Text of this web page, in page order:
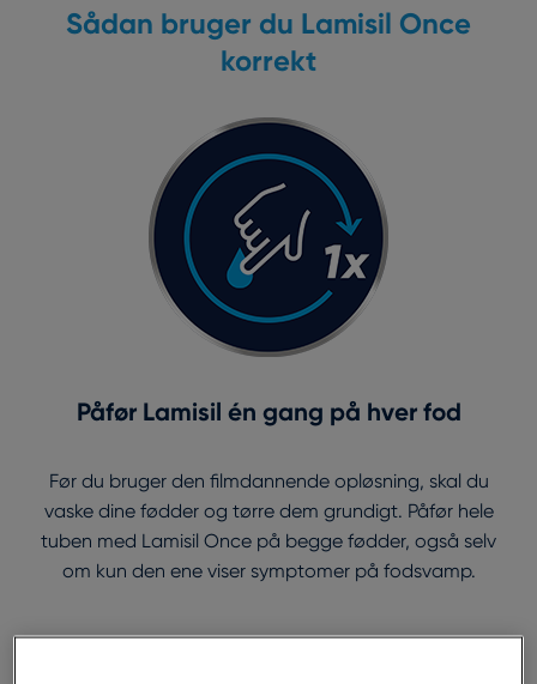
Sådan bruger du Lamisil Once
korrekt
Påfør Lamisil én gang på hver fod
Før du bruger den filmdannende opløsning, skal du
vaske dine fødder og tørre dem grundigt. Påfør hele
tuben med Lamisil Once på begge fødder, også selv
om kun den ene viser symptomer på fodsvamp.